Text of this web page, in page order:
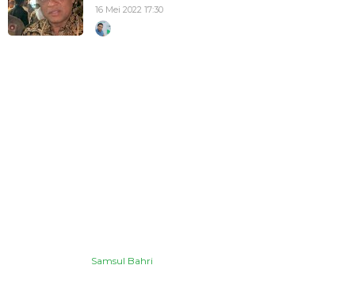
16 Mei 2022 17:30
Samsul Bahri